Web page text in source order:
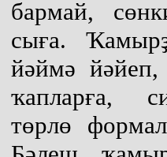
бармай,
сыға.
йәймә
ҡапларға,
төрлө